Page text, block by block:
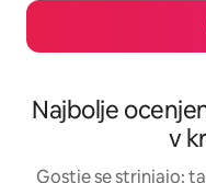
Najbolje
v
Gostje se strinjajo: